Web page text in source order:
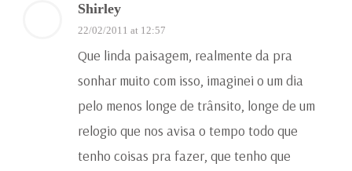
Shirley
22/02/2011 at 12:57
Que linda paisagem, realmente da pra
sonhar muito com isso, imaginei o um dia
pelo menos longe de trânsito, longe de um
relogio que nos avisa o tempo todo que
tenho coisas pra fazer, que tenho que